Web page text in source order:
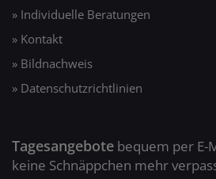
» Individuelle Beratungen
» Kontakt
» Bildnachweis
» Datenschutzrichtlinien
Tagesangebote bequem per E-
keine Schnäppchen mehr